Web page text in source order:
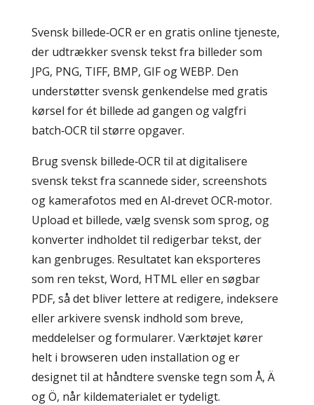
Svensk billede‑OCR er en gratis online tjeneste,
der udtrækker svensk tekst fra billeder som
JPG, PNG, TIFF, BMP, GIF og WEBP. Den
understøtter svensk genkendelse med gratis
kørsel for ét billede ad gangen og valgfri
batch‑OCR til større opgaver.
Brug svensk billede‑OCR til at digitalisere
svensk tekst fra scannede sider, screenshots
og kamerafotos med en AI‑drevet OCR‑motor.
Upload et billede, vælg svensk som sprog, og
konverter indholdet til redigerbar tekst, der
kan genbruges. Resultatet kan eksporteres
som ren tekst, Word, HTML eller en søgbar
PDF, så det bliver lettere at redigere, indeksere
eller arkivere svensk indhold som breve,
meddelelser og formularer. Værktøjet kører
helt i browseren uden installation og er
designet til at håndtere svenske tegn som Å, Ä
og Ö, når kildematerialet er tydeligt.